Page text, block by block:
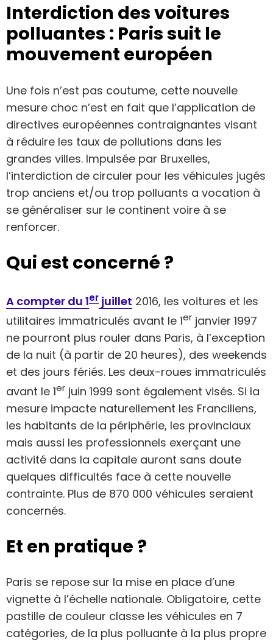
Interdiction des voitures
polluantes : Paris suit le
mouvement européen
Une fois n’est pas coutume, cette nouvelle
mesure choc n’est en fait que l’application de
directives européennes contraignantes visant
à réduire les taux de pollutions dans les
grandes villes. Impulsée par Bruxelles,
l’interdiction de circuler pour les véhicules jugés
trop anciens et/ou trop polluants a vocation à
se généraliser sur le continent voire à se
renforcer.
Qui est concerné ?
A compter du 1er juillet 2016, les voitures et les
utilitaires immatriculés avant le 1er janvier 1997
ne pourront plus rouler dans Paris, à l’exception
de la nuit (à partir de 20 heures), des weekends
et des jours fériés. Les deux-roues immatriculés
avant le 1er juin 1999 sont également visés. Si la
mesure impacte naturellement les Franciliens,
les habitants de la périphérie, les provinciaux
mais aussi les professionnels exerçant une
activité dans la capitale auront sans doute
quelques difficultés face à cette nouvelle
contrainte. Plus de 870 000 véhicules seraient
concernés.
Et en pratique ?
Paris se repose sur la mise en place d’une
vignette à l’échelle nationale. Obligatoire, cette
pastille de couleur classe les véhicules en 7
catégories, de la plus polluante à la plus propre